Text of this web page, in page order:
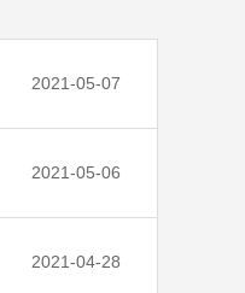
2021-05-07
2021-05-06
2021-04-28